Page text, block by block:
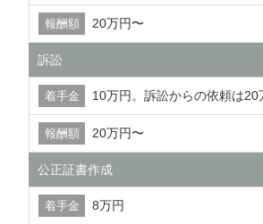
20万円〜
訴訟
10万円。訴訟からの依頼は20
20万円〜
公正証書作成
8万円